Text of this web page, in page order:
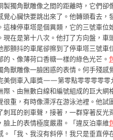
獨角獸雕像之間的距離時，它們
心臟快要跳出來了。他轉頭看去
棟停車塔是個異類，它的三號車
在是第十八次。他打了方向盤，
顫抖的車尾卻擦到了停車塔三號
、像薄荷口香糖一樣的綠色光芒。
獸雕像一臉困惑的表情。何手殘
美倒車入庫獎——第零點零零零零零
、由無數白線和編號組成的巨大網
重，有時像漂浮在游泳池裡。他
耳的剎車聲，接著，一群穿著反
上的表情極度嚴肅。「違反泊車維
「我、我沒有斜停！我只是垂直